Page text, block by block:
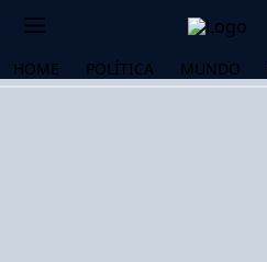
HOME POLÍTICA MUNDO